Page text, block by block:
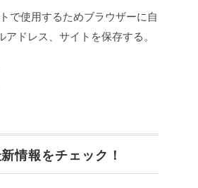
で使用するためブラウザーに自
アドレス、サイトを保存する。
情報をチェック！